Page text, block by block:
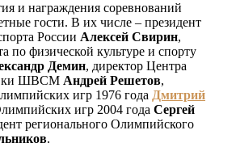
и награждения соревнований
гости. В их числе – президент
России Алексей Свирин,
по физической культуре и спорту
Демин, директор Центра
ШВСМ Андрей Решетов,
игр 1976 года Дмитрий
игр 2004 года Сергей
регионального Олимпийского
.